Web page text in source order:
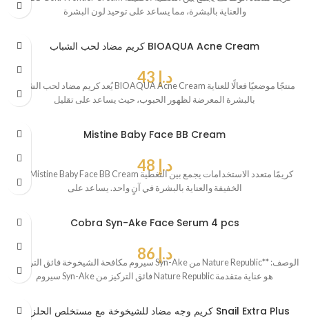
والعناية بالبشرة، مما يساعد على توحيد لون البشرة
كريم مضاد لحب الشباب BIOAQUA Acne Cream
د.إ
يُعد كريم مضاد لحب الشباب BIOAQUA Acne Cream منتجًا موضعيًا فعالًا للعناية
بالبشرة المعرضة لظهور الحبوب، حيث يساعد على تقليل
Mistine Baby Face BB Cream
د.إ
الخفيفة والعناية بالبشرة في آنٍ واحد. يساعد على
Cobra Syn-Ake Face Serum 4 pcs
د.إ
سيروم Syn-Ake فائق التركيز من Nature Republic هو عناية متقدمة
كريم وجه مضاد للشيخوخة مع مستخلص الحلزون Snail Extra Plus